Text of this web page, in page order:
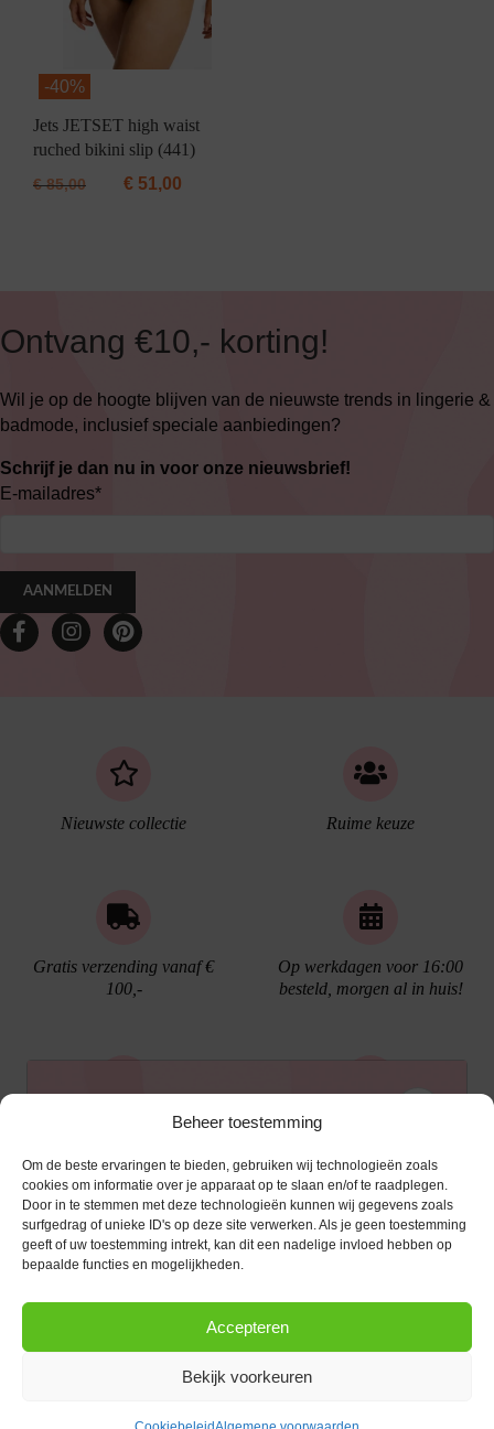
Beheer toestemming
Om de beste ervaringen te bieden, gebruiken wij technologieën zoals
cookies om informatie over je apparaat op te slaan en/of te raadplegen.
Door in te stemmen met deze technologieën kunnen wij gegevens zoals
surfgedrag of unieke ID's op deze site verwerken. Als je geen toestemming
geeft of uw toestemming intrekt, kan dit een nadelige invloed hebben op
bepaalde functies en mogelijkheden.
Accepteren
Bekijk voorkeuren
-40%
Jets JETSET high waist
ruched bikini slip (441)
€85,00 € 51,00
Ontvang €10,- korting!
Wil je op de hoogte blijven van de nieuwste trends in lingerie &
badmode, inclusief speciale aanbiedingen?
Schrijf je dan nu in voor onze nieuwsbrief!
E-mailadres*
AANMELDEN
Nieuwste collectie Ruime keuze
Gratis verzending vanaf €
100,-
Op werkdagen voor 16:00
besteld, morgen al in huis!
Gratis cadeau verpakking
KLANTENSERVICE
Klantenservice
Betaalmogelijkheden
OPENINGSTIJDEN
13:00 - 17:30
Ontvang €10,- korting
Schrijf je in voor de nieuwsbrief en ontvang een
kortingscode van €10,- op je volgende bestelling.
E-mailadres*